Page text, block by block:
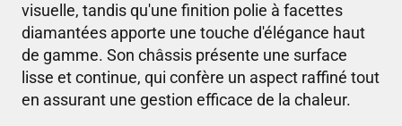
visuelle, tandis qu'une finition polie à facettes
diamantées apporte une touche d'élégance haut
de gamme. Son châssis présente une surface
lisse et continue, qui confère un aspect raffiné tout
en assurant une gestion efficace de la chaleur.